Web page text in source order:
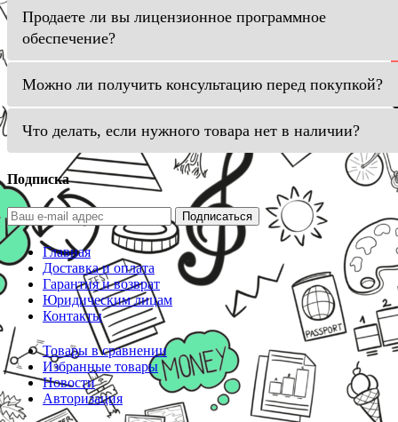
Продаете ли вы лицензионное программное
обеспечение?
Можно ли получить консультацию перед покупкой?
Что делать, если нужного товара нет в наличии?
Подписка
Подписаться
Главная
Доставка и оплата
Гарантия и возврат
Юридическим лицам
Контакты
Товары в сравнении
Избранные товары
Новости
Авторизация